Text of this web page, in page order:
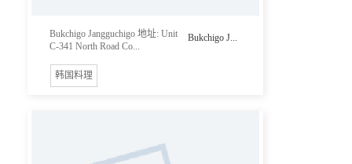
Bukchigo J...
Bukchigo Jangguchigo 地址: Unit
C-341 North Road Co...
韩国料理